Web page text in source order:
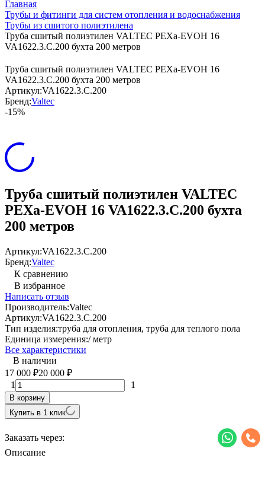
Главная
Трубы и фитинги для систем отопления и водоснабжения
Трубы из сшитого полиэтилена
Труба сшитый полиэтилен VALTEC PEXa-EVOH 16
VA1622.3.C.200 бухта 200 метров
Труба сшитый полиэтилен VALTEC PEXa-EVOH 16
VA1622.3.C.200 бухта 200 метров
Артикул:VA1622.3.C.200
Бренд:Valtec
-15%
Труба сшитый полиэтилен VALTEC
PEXa-EVOH 16 VA1622.3.C.200 бухта
200 метров
Артикул:VA1622.3.C.200
Бренд:Valtec
К сравнению
В избранное
Написать отзыв
Производитель:Valtec
Артикул:VA1622.3.C.200
Тип изделия:труба для отопления, труба для теплого пола
Единица измерения:/ метр
Все характеристики
В наличии
17 000 ₽20 000 ₽
1 1
В корзину
Купить в 1 клик
Заказать через:
Описание